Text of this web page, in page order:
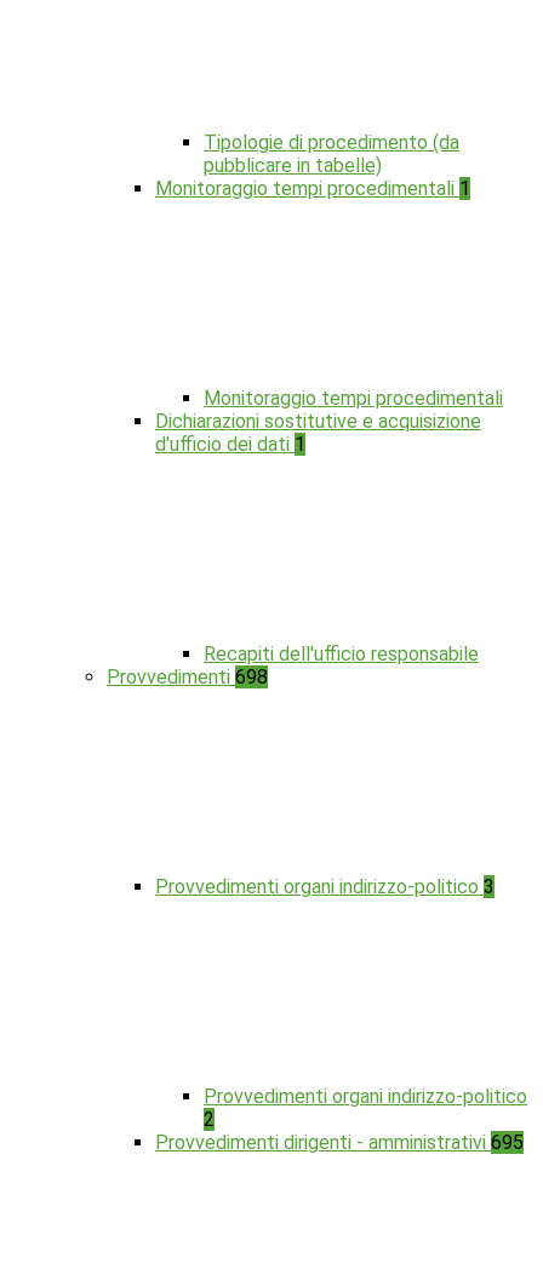
Tipologie di procedimento (da
pubblicare in tabelle)
Monitoraggio tempi procedimentali 1
Monitoraggio tempi procedimentali
Dichiarazioni sostitutive e acquisizione
d'ufficio dei dati 1
Recapiti dell'ufficio responsabile
Provvedimenti 698
Provvedimenti organi indirizzo-politico 3
Provvedimenti organi indirizzo-politico
2
Provvedimenti dirigenti - amministrativi 695